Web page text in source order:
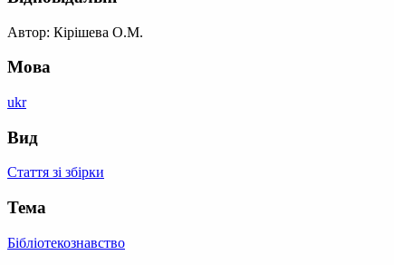
Автор: Кірішева О.М.
Мова
ukr
Вид
Стаття зі збірки
Тема
Бібліотекознавство